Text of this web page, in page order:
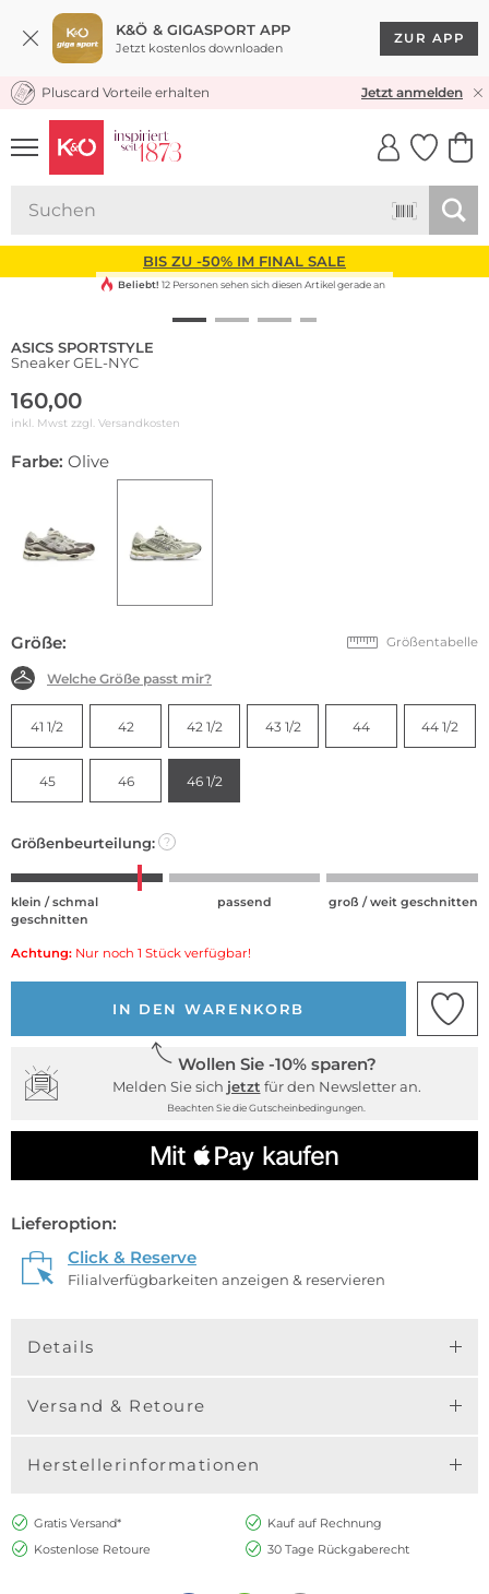
K&Ö & GIGASPORT APP
Jetzt kostenlos downloaden
ZUR APP
KOSTENLOSER VERSAND* & RÜCKVERSAND
Pluscard Vorteile erhalten Jetzt anmelden
UNSERE APP
CLICK &
BIS ZU -50% IM FINAL SALE
Beliebt! 12 Personen sehen sich diesen Artikel gerade an
ASICS SPORTSTYLE
Sneaker GEL-NYC
160,00
inkl. Mwst zzgl. Versandkosten
Farbe: Olive
Größe: Größentabelle
Welche Größe passt mir?
41 1/2 42 42 1/2 43 1/2 44 44 1/2
45 46 46 1/2
Größenbeurteilung: ?
klein / schmal
geschnitten
passend groß / weit geschnitten
Achtung: Nur noch 1 Stück verfügbar!
IN DEN WARENKORB
Wollen Sie -10% sparen?
Melden Sie sich jetzt für den Newsletter an.
Beachten Sie die Gutscheinbedingungen.
Lieferoption:
Click & Reserve
Filialverfügbarkeiten anzeigen & reservieren
Details
Versand & Retoure
Herstellerinformationen
Gratis Versand*
Kauf auf Rechnung
Kostenlose Retoure
30 Tage Rückgaberecht